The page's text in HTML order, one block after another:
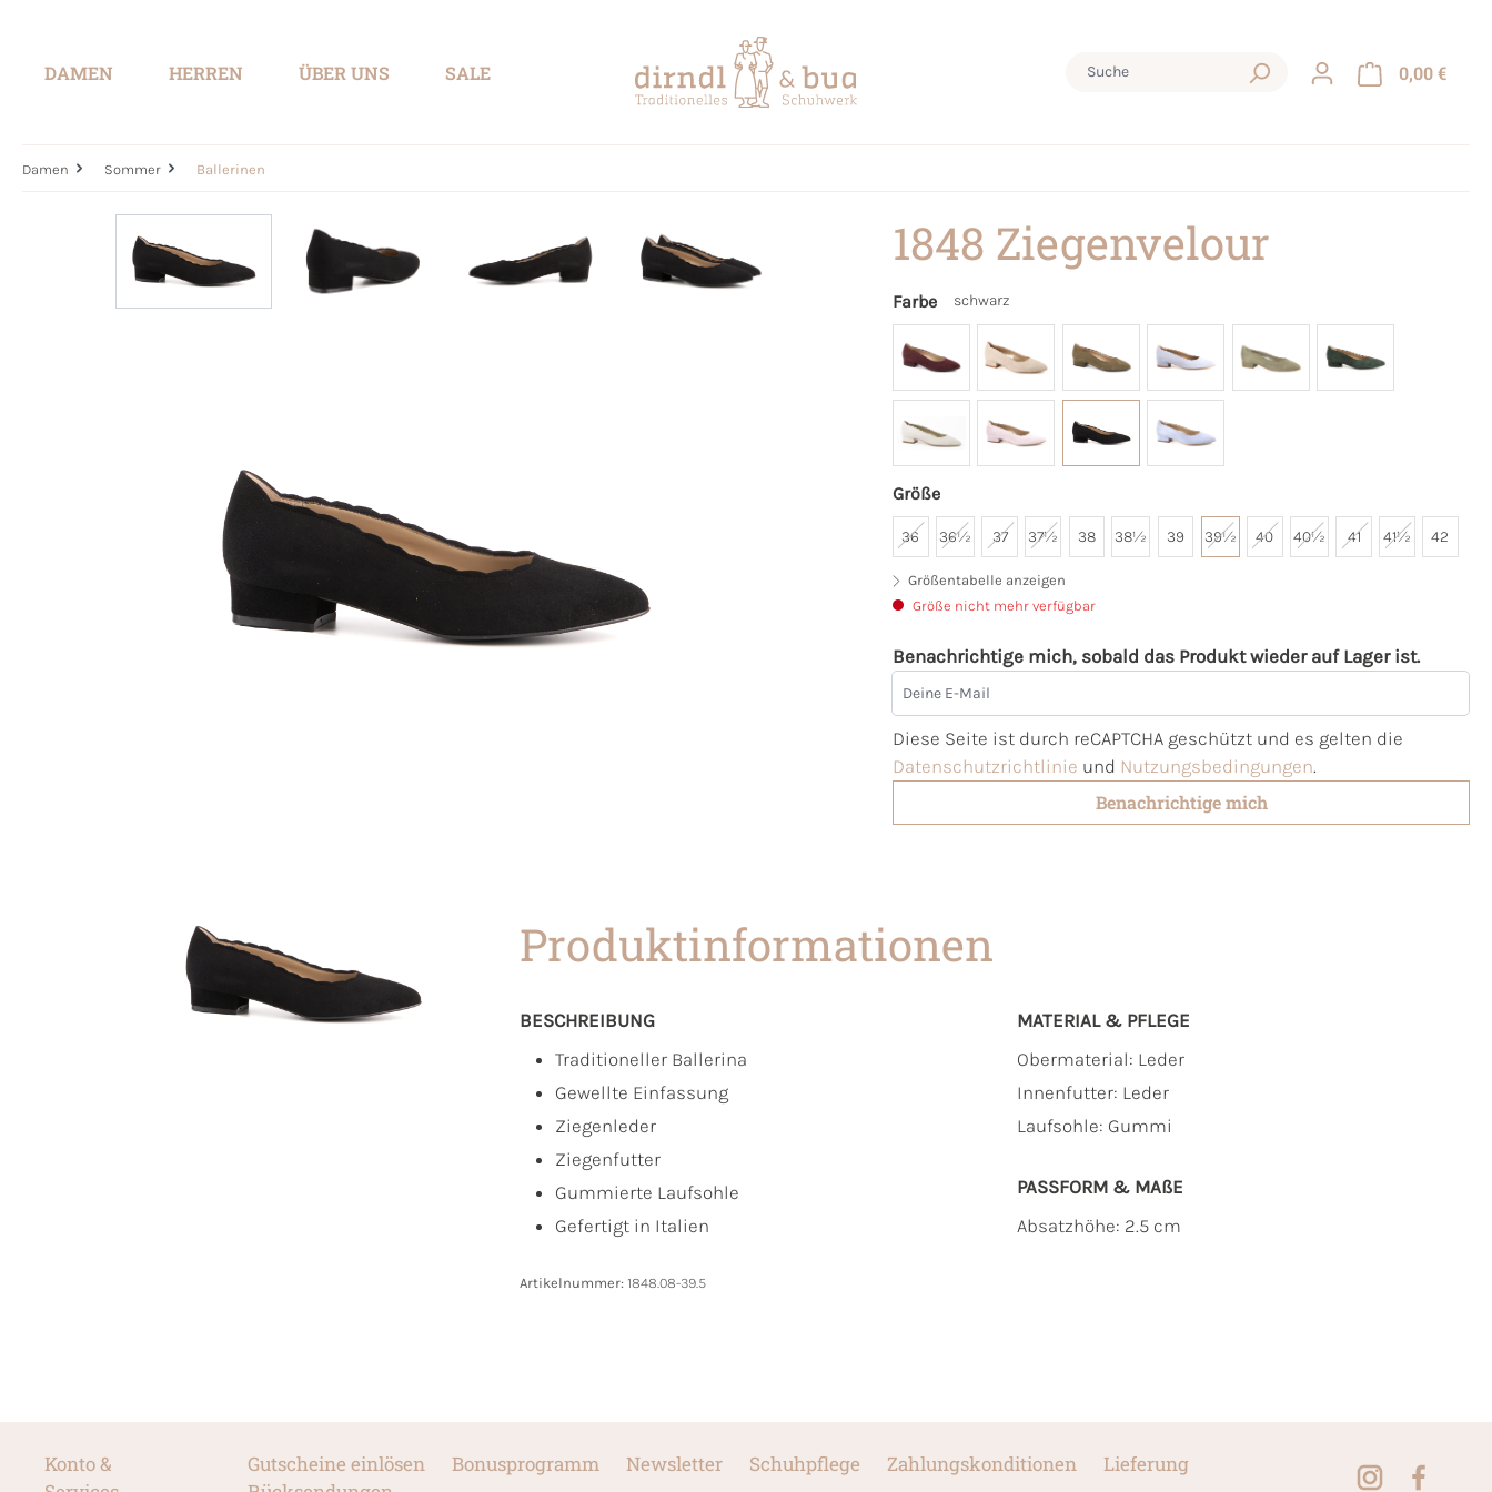
DAMEN HERREN ÜBER UNS SALE 0,00 €
Damen Sommer Ballerinen
1848 Ziegenvelour
Farbe schwarz
Größe
36 36½ 37 37½ 38 38½ 39 39½ 40 40½ 41 41½ 42
Größentabelle anzeigen
Größe nicht mehr verfügbar
Benachrichtige mich, sobald das Produkt wieder auf Lager ist.
Deine E-Mail
Diese Seite ist durch reCAPTCHA geschützt und es gelten die
Datenschutzrichtlinie und Nutzungsbedingungen.
Benachrichtige mich
Produktinformationen
BESCHREIBUNG
Traditioneller Ballerina
Gewellte Einfassung
Ziegenleder
Ziegenfutter
Gummierte Laufsohle
Gefertigt in Italien
MATERIAL & PFLEGE
Obermaterial: Leder
Innenfutter: Leder
Laufsohle: Gummi
PASSFORM & MAẞE
Absatzhöhe: 2.5 cm
Artikelnummer: 1848.08-39.5
Konto &
Gutscheine einlösen Bonusprogramm Newsletter Schuhpflege Zahlungskonditionen
Lieferung